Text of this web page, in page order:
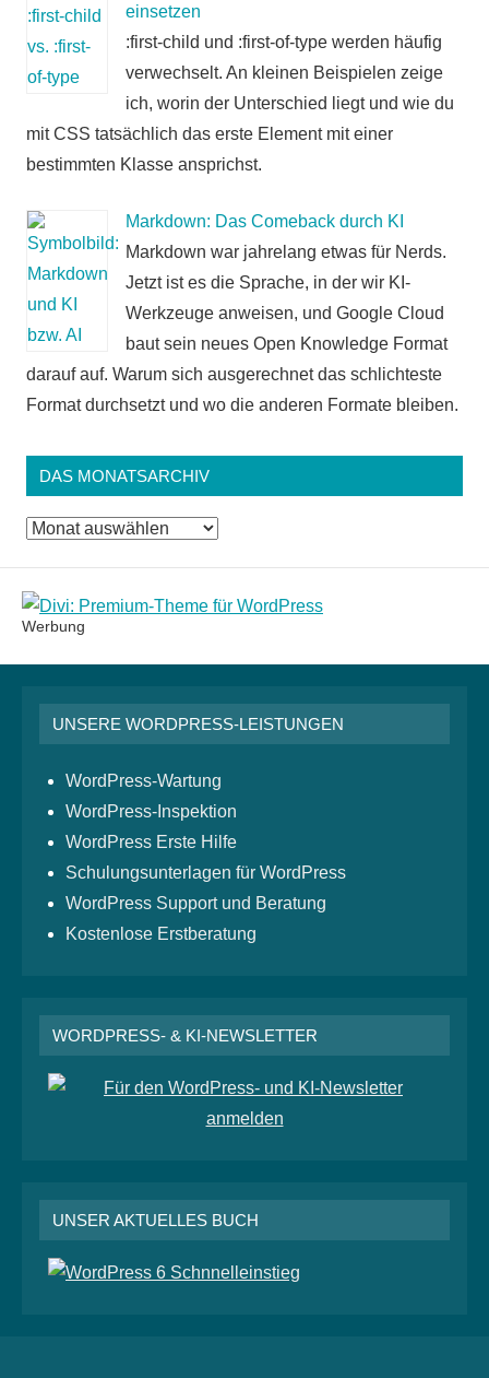
einsetzen
:first-child und :first-of-type werden häufig
verwechselt. An kleinen Beispielen zeige
ich, worin der Unterschied liegt und wie du
mit CSS tatsächlich das erste Element mit einer
bestimmten Klasse ansprichst.
Markdown: Das Comeback durch KI
Markdown war jahrelang etwas für Nerds.
Jetzt ist es die Sprache, in der wir KI-
Werkzeuge anweisen, und Google Cloud
baut sein neues Open Knowledge Format
darauf auf. Warum sich ausgerechnet das schlichteste
Format durchsetzt und wo die anderen Formate bleiben.
DAS MONATSARCHIV
Das
Werbung
UNSERE WORDPRESS-LEISTUNGEN
WordPress-Wartung
WordPress-Inspektion
WordPress Erste Hilfe
Schulungsunterlagen für WordPress
WordPress Support und Beratung
Kostenlose Erstberatung
WORDPRESS- & KI-NEWSLETTER
UNSER AKTUELLES BUCH